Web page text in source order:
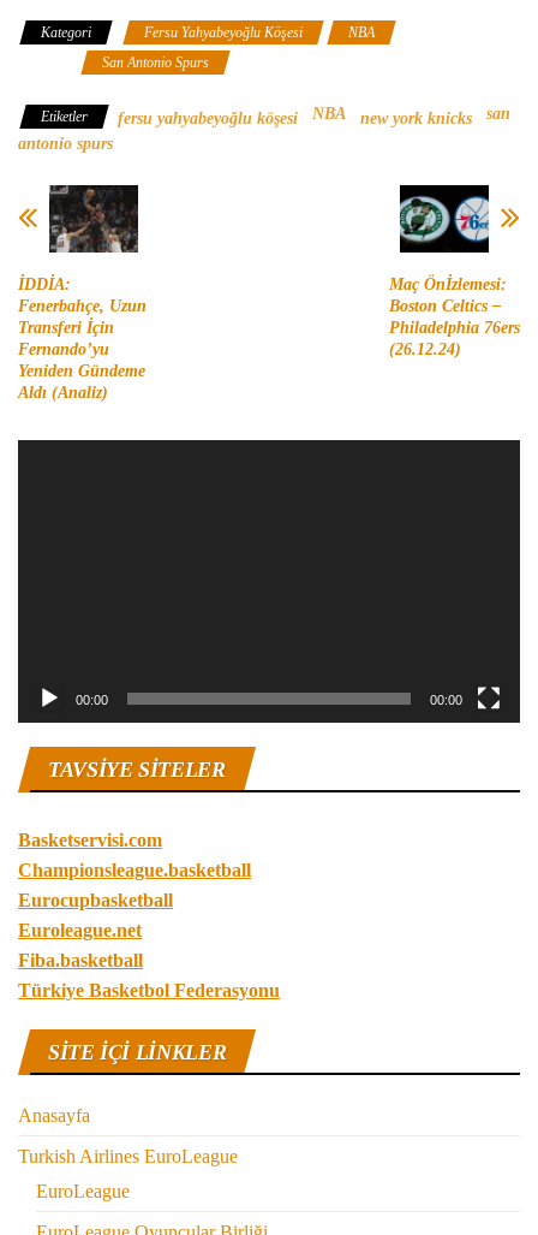
Kategori Fersu Yahyabeyoğlu Köşesi NBA
San Antonio Spurs
Etiketler fersu yahyabeyoğlu köşesi NBA new york knicks
san
antonio spurs
İDDİA:
Fenerbahçe, Uzun
Transferi İçin
Fernando’yu
Yeniden Gündeme
Aldı (Analiz)
Maç Önİzlemesi:
Boston Celtics –
Philadelphia 76ers
(26.12.24)
00:00 00:00
TAVSIYE SITELER
Basketservisi.com
Championsleague.basketball
Eurocupbasketball
Euroleague.net
Fiba.basketball
Türkiye Basketbol Federasyonu
SITE IÇI LINKLER
Anasayfa
Turkish Airlines EuroLeague
EuroLeague